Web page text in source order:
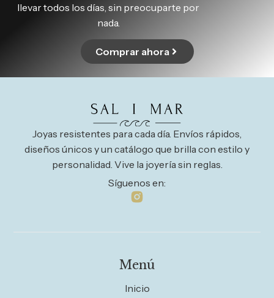
llevar todos los días, sin preocuparte por
nada.
Comprar ahora
Joyas resistentes para cada día. Envíos rápidos,
diseños únicos y un catálogo que brilla con estilo y
personalidad. Vive la joyería sin reglas.
Síguenos en:
Menú
Inicio